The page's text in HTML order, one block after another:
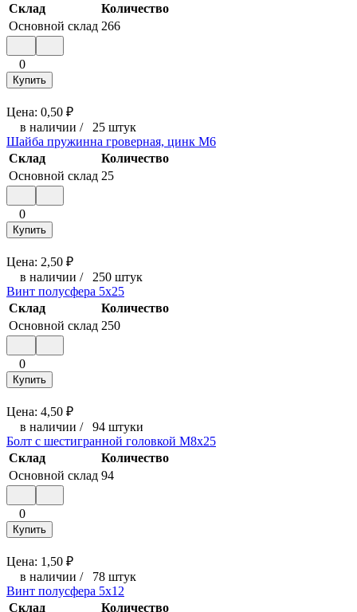
Склад
Количество
Основной склад 266
0
Купить
Цена: 0,50 ₽
в наличии / 25 штук
Шайба пружинна гроверная, цинк М6
Склад
Количество
Основной склад 25
0
Купить
Цена: 2,50 ₽
в наличии / 250 штук
Винт полусфера 5x25
Склад
Количество
Основной склад 250
0
Купить
Цена: 4,50 ₽
в наличии / 94 штуки
Болт с шестигранной головкой М8x25
Склад
Количество
Основной склад 94
0
Купить
Цена: 1,50 ₽
в наличии / 78 штук
Винт полусфера 5x12
Склад
Количество